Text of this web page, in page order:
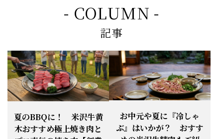
【BBQ(バーベキュー)特集】これから
の時期にぴったりなBBQにオススメな
米沢牛の商品をご紹介いたします。今
回限定のBBQセットや、定番部位のお
すすめ商品もございます！
お知らせ 2026.4.13
【母の日】5月10日の母の日に、
「『ありがとう』の気持ち」をお贈り
できます。
お知らせ 2026.1.25
【ご注意】1月27日（火）は終日、お
電話・FAXが繋がりません（8:30〜
18:00）
- COLUMN -
記事
夏のBBQに！ 米沢牛黄
木おすすめ極上焼き肉と
お中元や夏に『冷しゃ
ぶ』はいかが？ おすす